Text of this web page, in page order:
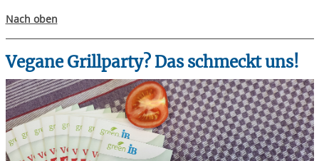
Nach oben
Vegane Grillparty? Das schmeckt uns!